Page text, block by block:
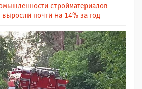
стройматериалов
выросли почти на 14% за год